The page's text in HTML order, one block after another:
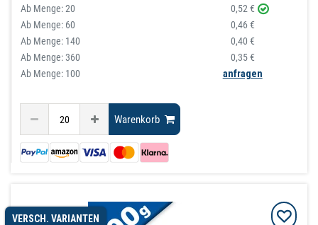
Ab Menge:20
0,52 €
Ab Menge: 60
0,46 €
Ab Menge: 140
0,40 €
Ab Menge:360
0,35 €
Ab Menge: 100
anfragen
Warenkorb
VERSCH. VARIANTEN